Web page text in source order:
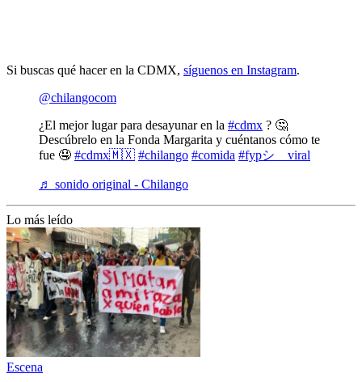
Si buscas qué hacer en la CDMX, síguenos en Instagram.
@chilangocom
¿El mejor lugar para desayunar en la #cdmx ? 🤔
Descúbrelo en la Fonda Margarita y cuéntanos cómo te
fue 🤤 #cdmx🇲🇽 #chilango #comida #fypシ゚viral
♬ sonido original - Chilango
Lo más leído
Escena